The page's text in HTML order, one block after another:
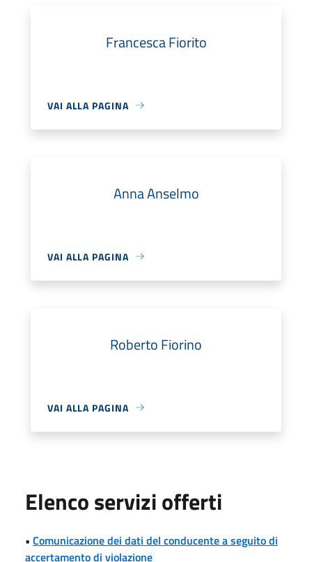
Francesca Fiorito
VAI ALLA PAGINA
Anna Anselmo
VAI ALLA PAGINA
Roberto Fiorino
VAI ALLA PAGINA
Elenco servizi offerti
• Comunicazione dei dati del conducente a seguito di
accertamento di violazione